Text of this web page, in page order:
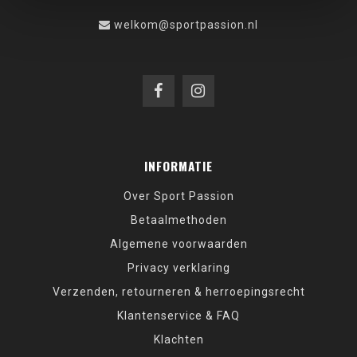
welkom@sportpassion.nl
INFORMATIE
Over Sport Passion
Betaalmethoden
Algemene voorwaarden
Privacy verklaring
Verzenden, retourneren & herroepingsrecht
Klantenservice & FAQ
Klachten